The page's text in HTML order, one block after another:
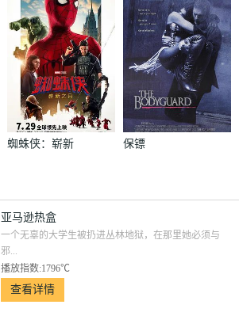
蜘蛛侠：崭新
保镖
亚马逊热盒
一个无辜的大学生被扔进丛林地狱，在那里她必须与
邪...
播放指数:1796℃
查看详情